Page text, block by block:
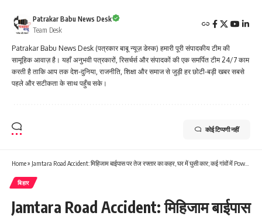
Patrakar Babu News Desk
Team Desk
Patrakar Babu News Desk (पत्रकार बाबू न्यूज़ डेस्क) हमारी पूरी संपादकीय टीम की
सामूहिक आवाज़ है। यहाँ अनुभवी पत्रकारों, रिसर्चर्स और संपादकों की एक समर्पित टीम 24/7 काम
करती है ताकि आप तक देश-दुनिया, राजनीति, शिक्षा और समाज से जुड़ी हर छोटी-बड़ी खबर सबसे
पहले और सटीकता के साथ पहुँच सके।
कोई टिप्पणी नहीं
Home» Jamtara Road Accident: मिहिजाम बाईपास पर तेज रफ्तार का कहर, घर में घुसी कार; कई गांवों में Power Supply ठप
बिहार
Jamtara Road Accident: मिहिजाम बाईपास